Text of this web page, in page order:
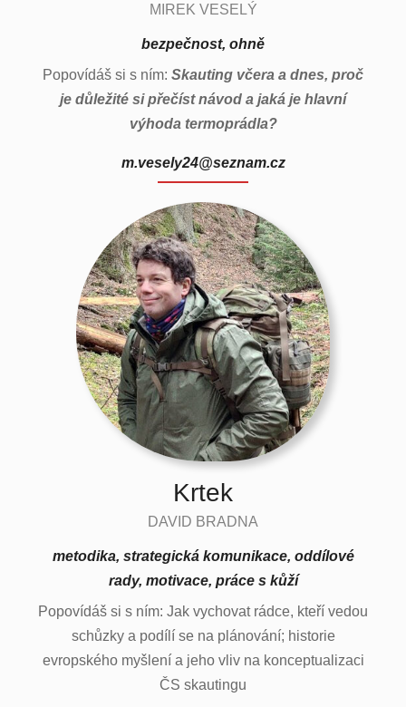
MIREK VESELÝ
bezpečnost, ohně
Popovídáš si s ním: Skauting včera a dnes, proč
je důležité si přečíst návod a jaká je hlavní
výhoda termoprádla?
m.vesely24@seznam.cz
Krtek
DAVID BRADNA
metodika, strategická komunikace, oddílové
rady, motivace, práce s kůží
Popovídáš si s ním: Jak vychovat rádce, kteří vedou
schůzky a podílí se na plánování; historie
evropského myšlení a jeho vliv na konceptualizaci
ČS skautingu